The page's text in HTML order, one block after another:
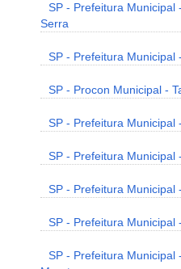
SP - Prefeitura Municipal
Serra
SP - Prefeitura Municipal
SP - Procon Municipal -
SP - Prefeitura Municipal
SP - Prefeitura Municipal
SP - Prefeitura Municipal
SP - Prefeitura Municipal
SP - Prefeitura Municipal